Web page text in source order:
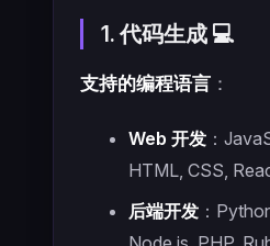
1. 代码生成 💻
支持的编程语言 ：
Web 开发 ：
HTML, CSS,
后端开发 ：